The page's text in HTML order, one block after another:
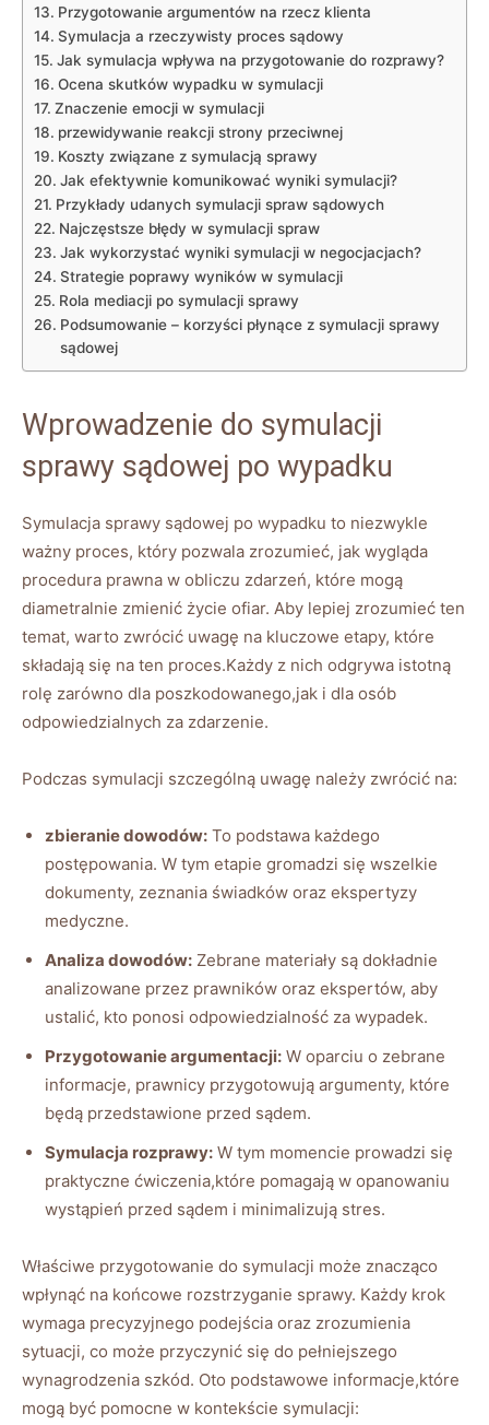
Przygotowanie argumentów na rzecz klienta
Symulacja a rzeczywisty proces sądowy
Jak symulacja wpływa na przygotowanie do rozprawy?
Ocena skutków wypadku w symulacji
Znaczenie emocji w symulacji
przewidywanie reakcji strony przeciwnej
Koszty związane z symulacją sprawy
Jak efektywnie komunikować wyniki symulacji?
Przykłady udanych symulacji spraw sądowych
Najczęstsze błędy w symulacji spraw
Jak wykorzystać wyniki symulacji w negocjacjach?
Strategie poprawy wyników w symulacji
Rola mediacji po symulacji sprawy
Podsumowanie – korzyści płynące z symulacji sprawy
sądowej
Wprowadzenie do symulacji
sprawy sądowej po wypadku
Symulacja sprawy sądowej po wypadku to niezwykle
ważny proces, który pozwala zrozumieć, jak wygląda
procedura prawna w obliczu zdarzeń, które mogą
diametralnie zmienić życie ofiar. Aby lepiej zrozumieć ten
temat, warto zwrócić uwagę na kluczowe etapy, które
składają się na ten proces.Każdy z nich odgrywa istotną
rolę zarówno dla poszkodowanego,jak i dla osób
odpowiedzialnych za zdarzenie.
Podczas symulacji szczególną uwagę należy zwrócić na:
zbieranie dowodów: To podstawa każdego
postępowania. W tym etapie gromadzi się wszelkie
dokumenty, zeznania świadków oraz ekspertyzy
medyczne.
Analiza dowodów: Zebrane materiały są dokładnie
analizowane przez prawników oraz ekspertów, aby
ustalić, kto ponosi odpowiedzialność za wypadek.
Przygotowanie argumentacji: W oparciu o zebrane
informacje, prawnicy przygotowują argumenty, które
będą przedstawione przed sądem.
Symulacja rozprawy: W tym momencie prowadzi się
praktyczne ćwiczenia,które pomagają w opanowaniu
wystąpień przed sądem i minimalizują stres.
Właściwe przygotowanie do symulacji może znacząco
wpłynąć na końcowe rozstrzyganie sprawy. Każdy krok
wymaga precyzyjnego podejścia oraz zrozumienia
sytuacji, co może przyczynić się do pełniejszego
wynagrodzenia szkód. Oto podstawowe informacje,które
mogą być pomocne w kontekście symulacji: